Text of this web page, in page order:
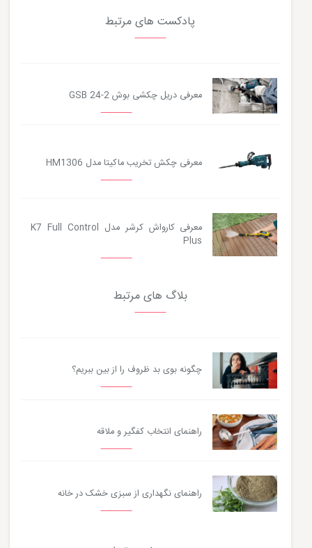
پادکست های مرتبط
معرفی دریل چکشی بوش GSB 24-2
معرفی چکش تخریب ماکیتا مدل HM1306
معرفی کارواش کرشر مدل K7 Full Control
Plus
بلاگ های مرتبط
چگونه بوی بد ظروف را از بین ببریم؟
راهنمای انتخاب کفگیر و ملاقه
راهنمای نگهداری از سبزی خشک در خانه